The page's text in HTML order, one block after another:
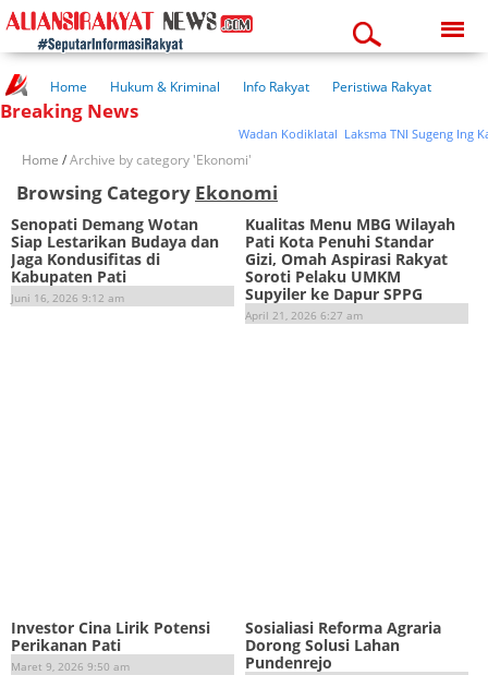
12:12:43 pm
Home Hukum & Kriminal Info Rakyat
Peristiwa Rakyat
Kuliner Rakyat
Wisata Rakyat
Breaking News
Wadan Kodiklatal Laksma TNI Sugeng Ing
Home /Archive by category 'Ekonomi'
Browsing Category Ekonomi
Senopati Demang Wotan
Siap Lestarikan Budaya dan
Jaga Kondusifitas di
Kabupaten Pati
Juni 16, 2026 9:12 am
Kualitas Menu MBG Wilayah
Pati Kota Penuhi Standar
Gizi, Omah Aspirasi Rakyat
Soroti Pelaku UMKM
Supyiler ke Dapur SPPG
April 21, 2026 6:27 am
Investor Cina Lirik Potensi
Perikanan Pati
Maret 9, 2026 9:50 am
Sosialiasi Reforma Agraria
Dorong Solusi Lahan
Pundenrejo